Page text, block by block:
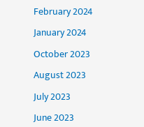
February 2024
January 2024
October 2023
August 2023
July 2023
June 2023